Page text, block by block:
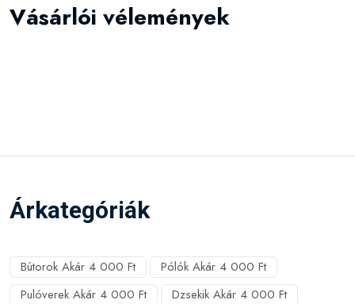
Vásárlói vélemények
Árkategóriák
Bútorok Akár 4 000 Ft
Pólók Akár 4 000 Ft
Pulóverek Akár 4 000 Ft
Dzsekik Akár 4 000 Ft